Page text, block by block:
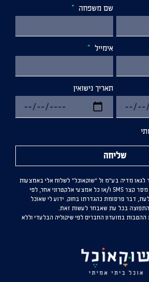
שם משפחה
אימייל
תאריך נישואין
שליחה
מדיה בע”מ ול “שוקאוכל” לשלוח אלי באמצעות
דואר אלקטרוני ו/או הודעת מסר קצר SMS ו/או כל אמצעי אלקטרוני אחר, לפי
דבר פרסומת כהגדרתו בחוק. ידוע לי שאוכל
בכל עת שאבחר לעשות זאת.
במועדון החברים לפי שיקוליה הבלעדי וללא